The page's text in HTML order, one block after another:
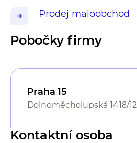
Prodej maloobchod
Pobočky firmy
Praha 15
Dolnoměcholupská 1418/12
Kontaktní osoba